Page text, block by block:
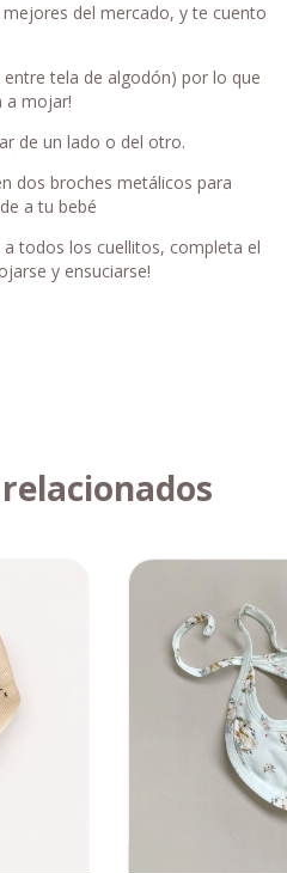
del mercado, y te cuento
tela de algodón) por lo que
a mojar!
de un lado o del otro.
dos broches metálicos para
a tu bebé
a todos los cuellitos, completa el
y ensuciarse!